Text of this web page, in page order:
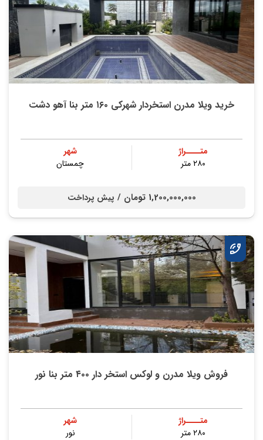
خرید ویلا مدرن استخردار شهرکی ۱۶۰ متر بنا آهو دشت
متــــراژ
۲۸۰ متر
شهر
چمستان
1,200,000,000 تومان / پیش پرداخت
فروش ویلا مدرن و لوکس استخر دار ۴۰۰ متر بنا نور
متــــراژ
۲۸۰ متر
شهر
نور